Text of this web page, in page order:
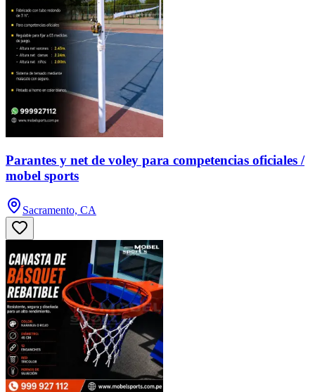
Parantes y net de voley para competencias oficiales /
mobel sports
Sacramento, CA